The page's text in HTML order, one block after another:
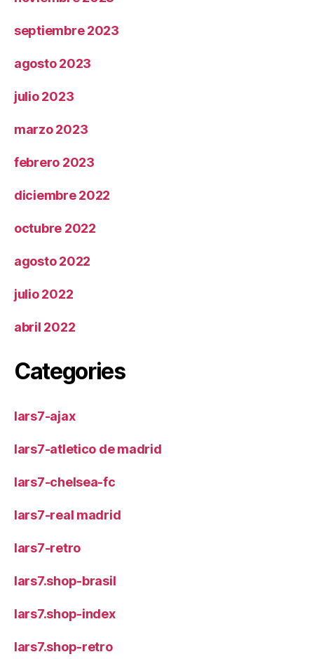
septiembre 2023
agosto 2023
julio 2023
marzo 2023
febrero 2023
diciembre 2022
octubre 2022
agosto 2022
julio 2022
abril 2022
Categories
lars7-ajax
lars7-atletico de madrid
lars7-chelsea-fc
lars7-real madrid
lars7-retro
lars7.shop-brasil
lars7.shop-index
lars7.shop-retro